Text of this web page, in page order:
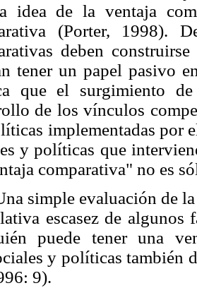
idea de la ventaja
(Porter, 1998).
deben
tener un papel pasivo
que el surgimiento
de los vínculos
implementadas por
y políticas que
comparativa" no es
simple evaluación de
escasez de
puede tener una
y políticas también
9).